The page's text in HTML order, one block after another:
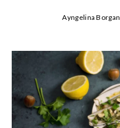
Ayngelina Borgan